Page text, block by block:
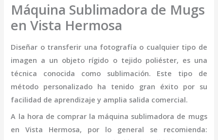
Máquina Sublimadora de Mugs
en Vista Hermosa
Diseñar o transferir una fotografía o cualquier tipo de
imagen a un objeto rígido o tejido poliéster, es una
técnica conocida como sublimación. Este tipo de
método personalizado ha tenido gran éxito por su
facilidad de aprendizaje y amplia salida comercial.
A la hora de comprar la máquina sublimadora de mugs
en Vista Hermosa, por lo general se recomienda: